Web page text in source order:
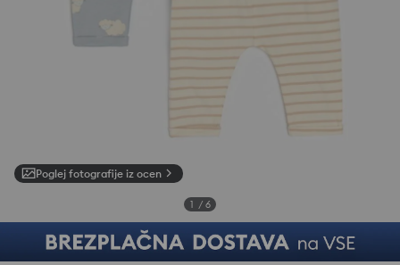
Poglej fotografije iz ocen
1 / 6